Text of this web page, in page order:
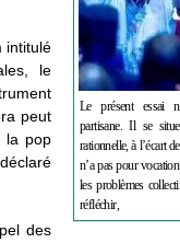
intitulé
le
peut
la pop
des
Le présent essai
partisane. Il se
rationnelle, à l’écart
n’a pas pour
les problèmes
réfléchir,